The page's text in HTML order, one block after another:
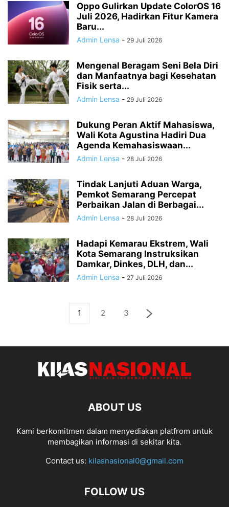
Oppo Gulirkan Update ColorOS 16
Juli 2026, Hadirkan Fitur Kamera
Baru...
Admin Lensa - 29 Juli 2026
Mengenal Beragam Seni Bela Diri
dan Manfaatnya bagi Kesehatan
Fisik serta...
Admin Lensa - 29 Juli 2026
Dukung Peran Aktif Mahasiswa,
Wali Kota Agustina Hadiri Dua
Agenda Kemahasiswaan...
Admin Lensa - 28 Juli 2026
Tindak Lanjuti Aduan Warga,
Pemkot Semarang Percepat
Perbaikan Jalan di Berbagai...
Admin Lensa - 28 Juli 2026
Hadapi Kemarau Ekstrem, Wali
Kota Semarang Instruksikan
Damkar, Dinkes, DLH, dan...
Admin Lensa - 27 Juli 2026
1 2 3
ABOUT US
Kami berkomitmen dalam menyediakan platfrom untuk
membagikan informasi di sekitar kita.
Contact us: kilasnasional0@gmail.com
FOLLOW US